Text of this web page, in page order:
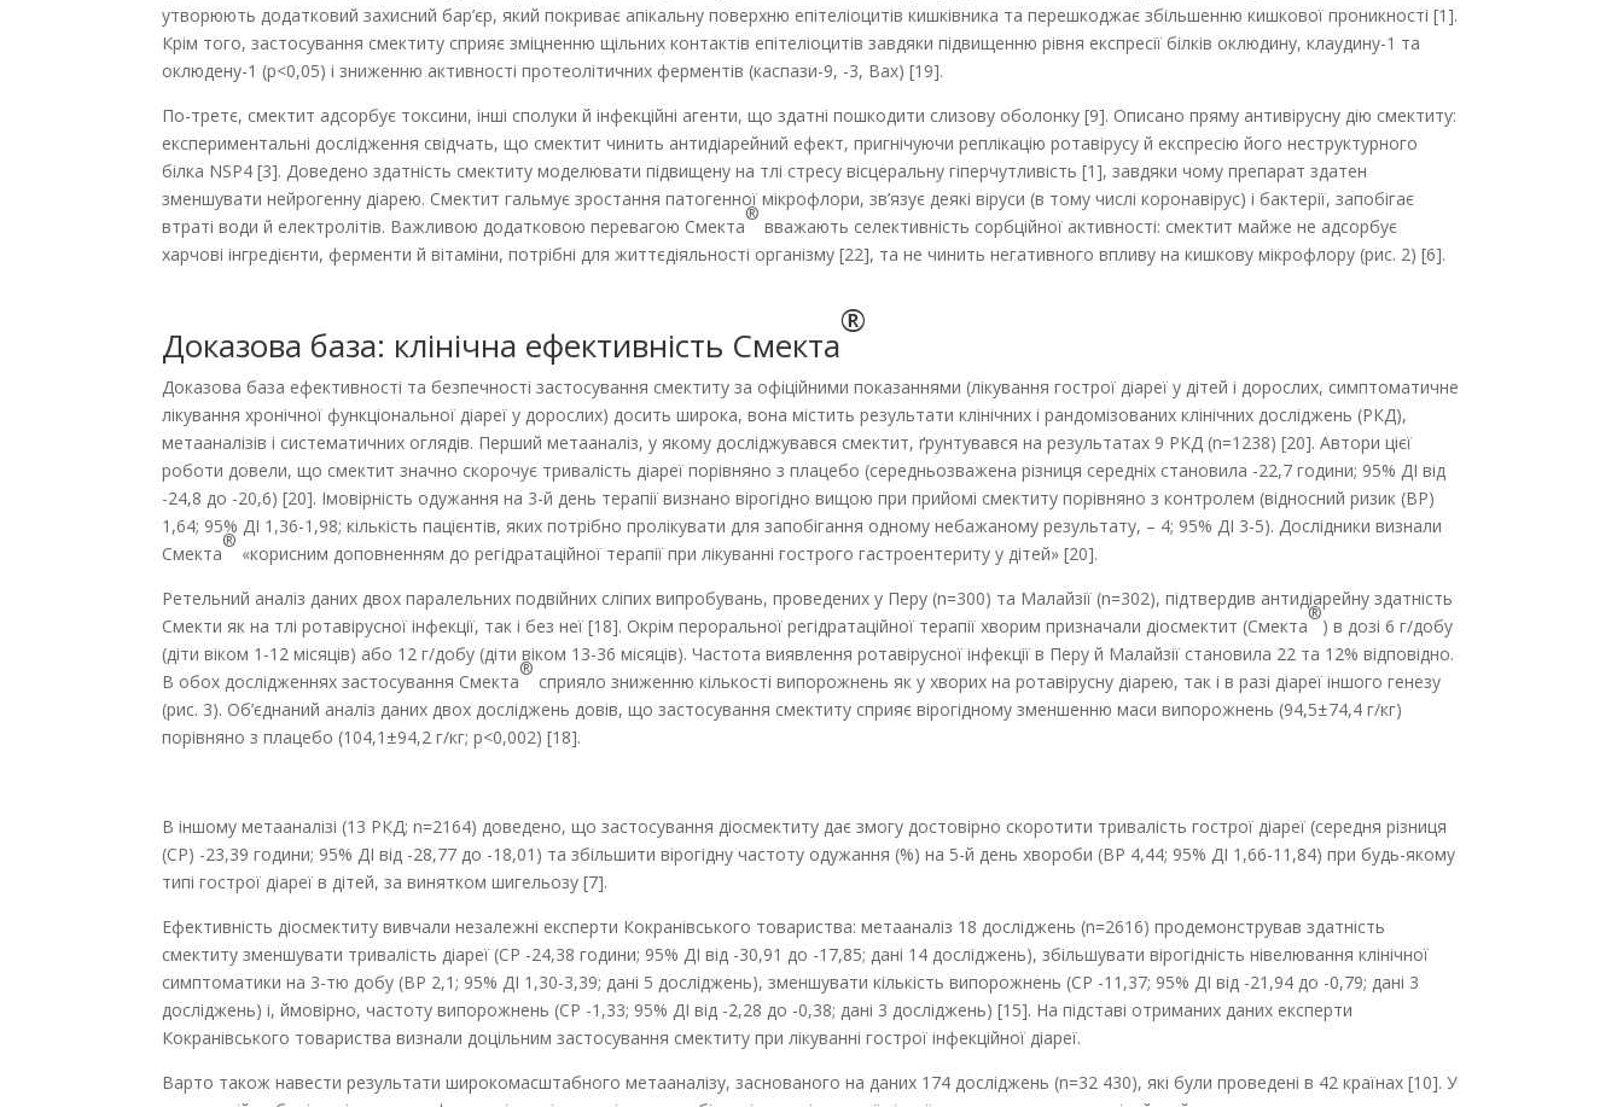
утворюють додатковий захисний бар’єр, який покриває апікальну поверхню епітеліоцитів кишківника та перешкоджає збільшенню кишкової проникності [1].
Крім того, застосування смектиту сприяє зміцненню щільних контактів епітеліоцитів завдяки підвищенню рівня експресії білків оклюдину, клаудину-1 та
оклюдену-1 (р<0,05) і зниженню активності протеолітичних ферментів (каспази-9, -3, Вax) [19].
По-третє, смектит адсорбує токсини, інші сполуки й інфекційні агенти, що здатні пошкодити слизову оболонку [9]. Описано пряму антивірусну дію смектиту:
експериментальні дослідження свідчать, що смектит чинить антидіарейний ефект, пригнічуючи реплікацію ротавірусу й експресію його неструктурного
білка NSP4 [3]. Доведено здатність смектиту моделювати підвищену на тлі стресу вісцеральну гіперчутливість [1], завдяки чому препарат здатен
зменшувати нейрогенну діарею. Смектит гальмує зростання патогенної мікрофлори, зв’язує деякі віруси (в тому числі коронавірус) і бактерії, запобігає
втраті води й електролітів. Важливою додатковою перевагою Смекта
®
вважають селективність сорбційної активності: смектит майже не адсорбує
харчові інгредієнти, ферменти й вітаміни, потрібні для життєдіяльності організму [22], та не чинить негативного впливу на кишкову мікрофлору (рис. 2) [6].
Доказова база: клінічна ефективність Смекта
®
Доказова база ефективності та безпечності засто­сування смектиту за офіційними показаннями (лікування гострої діареї у дітей і дорослих, симптоматичне
лікування хронічної функціональної діареї у дорослих) досить широка, вона містить результати клінічних і рандомізованих клінічних досліджень (РКД),
метааналізів і систематичних оглядів. Перший метааналіз, у якому досліджувався смектит, ґрунтувався на результатах 9 РКД (n=1238) [20]. Автори цієї
роботи довели, що смектит значно скорочує тривалість діареї порівняно з плацебо (середньозважена різниця середніх становила -22,7 години; 95% ДІ від
-24,8 до -20,6) [20]. Імовірність одужання на 3-й день терапії визнано вірогідно вищою при прийомі смектиту порівняно з контролем (відносний ризик (ВР)
1,64; 95% ДІ 1,36-1,98; кількість пацієнтів, яких потрібно пролікувати для запобігання одному небажаному результату, – 4; 95% ДІ 3-5). Дослідники визнали
Смекта
®
«корисним доповненням до регідратаційної терапії при лікуванні гострого гастроентериту у дітей» [20].
Ретельний аналіз даних двох паралельних подвійних сліпих випробувань, проведених у Перу (n=300) та Малайзії (n=302), підтвердив антидіарейну здатність
Смекти як на тлі ротавірусної інфекції, так і без неї [18]. Окрім пероральної регідратаційної терапії хворим призначали діосмектит (Смекта
®
) в дозі 6 г/добу
(діти віком 1-12 місяців) або 12 г/добу (діти віком 13-36 місяців). Частота виявлення ротавірусної інфекції в Перу й Малайзії становила 22 та 12% відповідно.
В обох дослідженнях застосування Смекта
®
сприяло зниженню кількості випорожнень як у хворих на ротавірусну діарею, так і в разі діареї іншого генезу
(рис. 3). Об’єднаний аналіз даних двох досліджень довів, що застосування смектиту сприяє вірогідному зменшенню маси випорожнень (94,5±74,4 г/кг)
порівняно з плацебо (104,1±94,2 г/кг; р<0,002) [18].
В іншому метааналізі (13 РКД; n=2164) доведено, що застосування діосмектиту дає змогу дос­товірно скоротити тривалість гострої діареї (середня різниця
(СР) -23,39 години; 95% ДІ від -28,77 до -18,01) та збільшити вірогідну частоту одужання (%) на 5-й день хвороби (ВР 4,44; 95% ДІ 1,66-11,84) при будь-якому
типі гострої діареї в дітей, за винятком шигельозу [7].
Ефективність діосмектиту вивчали незалежні експерти Кокранівського товариства: мета­аналіз 18 досліджень (n=2616) продемонстрував здатність
смектиту зменшувати тривалість діареї (СР -24,38 години; 95% ДІ від -30,91 до -17,85; дані 14 досліджень), збільшувати вірогідність нівелювання клінічної
симптоматики на 3-тю добу (ВР 2,1; 95% ДІ 1,30-3,39; дані 5 досліджень), зменшувати кількість випорожнень (СР -11,37; 95% ДІ від -21,94 до -0,79; дані 3
досліджень) і, ймовірно, частоту випорожнень (СР -1,33; 95% ДІ від -2,28 до -0,38; дані 3 досліджень) [15]. На підставі отриманих даних експерти
Кокранівського товарист­ва визнали доцільним застосування смектиту при лікуванні гострої інфекційної діареї.
Варто також навести результати широкомасштабного метааналізу, заснованого на даних 174 досліджень (n=32 430), які були проведені в 42 країнах [10]. У